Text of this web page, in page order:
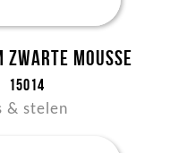
mousse
15014
& stelen